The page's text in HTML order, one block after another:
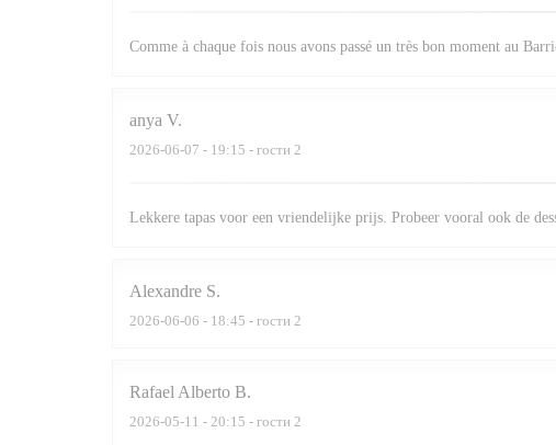
Comme à chaque fois nous avons passé un très bon moment au
anya V
2026-06-07 - 19:15 - гости 2
Lekkere tapas voor een vriendelijke prijs. Probeer vooral ook de
Alexandre S
2026-06-06 - 18:45 - гости 2
Rafael Alberto B
2026-05-11 - 20:15 - гости 2